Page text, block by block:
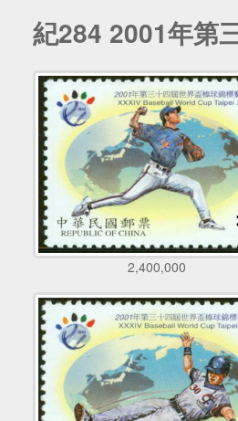
紀284 2001年第
2,400,000